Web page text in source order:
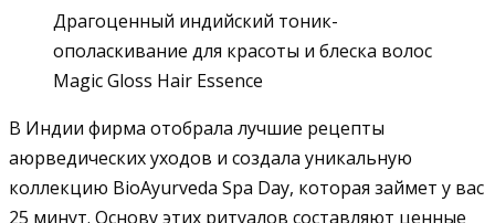
Драгоценный индийский тоник-
ополаскивание для красоты и блеска волос
Magic Gloss Hair Essence
В Индии фирма отобрала лучшие рецепты
аюрведических уходов и создала уникальную
коллекцию BioAyurveda Spa Day, которая займет у вас
25 минут. Основу этих ритуалов составляют ценные